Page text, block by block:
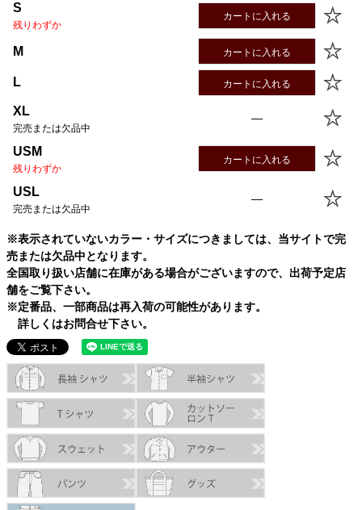
S
残りわずか
カートに入れる
M カートに入れる
L カートに入れる
XL
完売または欠品中
—
USM
残りわずか
カートに入れる
USL
完売または欠品中
—
※表示されていないカラー・サイズにつきましては、当サイトで完
売または欠品中となります。
全国取り扱い店舗に在庫がある場合がございますので、出荷予定店
舗をご覧下さい。
※定番品、一部商品は再入荷の可能性があります。
詳しくはお問合せ下さい。